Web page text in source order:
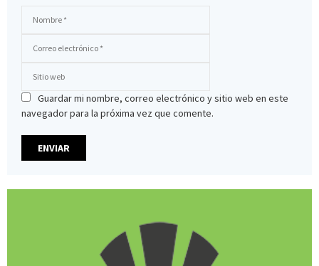
Guardar mi nombre, correo electrónico y sitio web en este
navegador para la próxima vez que comente.